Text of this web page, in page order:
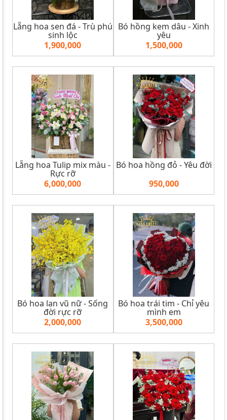
Lẵng hoa sen đá - Trù phú
sinh lộc
1,900,000
Bó hồng kem dâu - Xinh
yêu
1,500,000
Lẵng hoa Tulip mix màu -
Rực rỡ
6,000,000
Bó hoa hồng đỏ - Yêu đời
950,000
Bó hoa lan vũ nữ - Sống
đời rực rỡ
2,000,000
Bó hoa trái tim - Chỉ yêu
mình em
3,500,000